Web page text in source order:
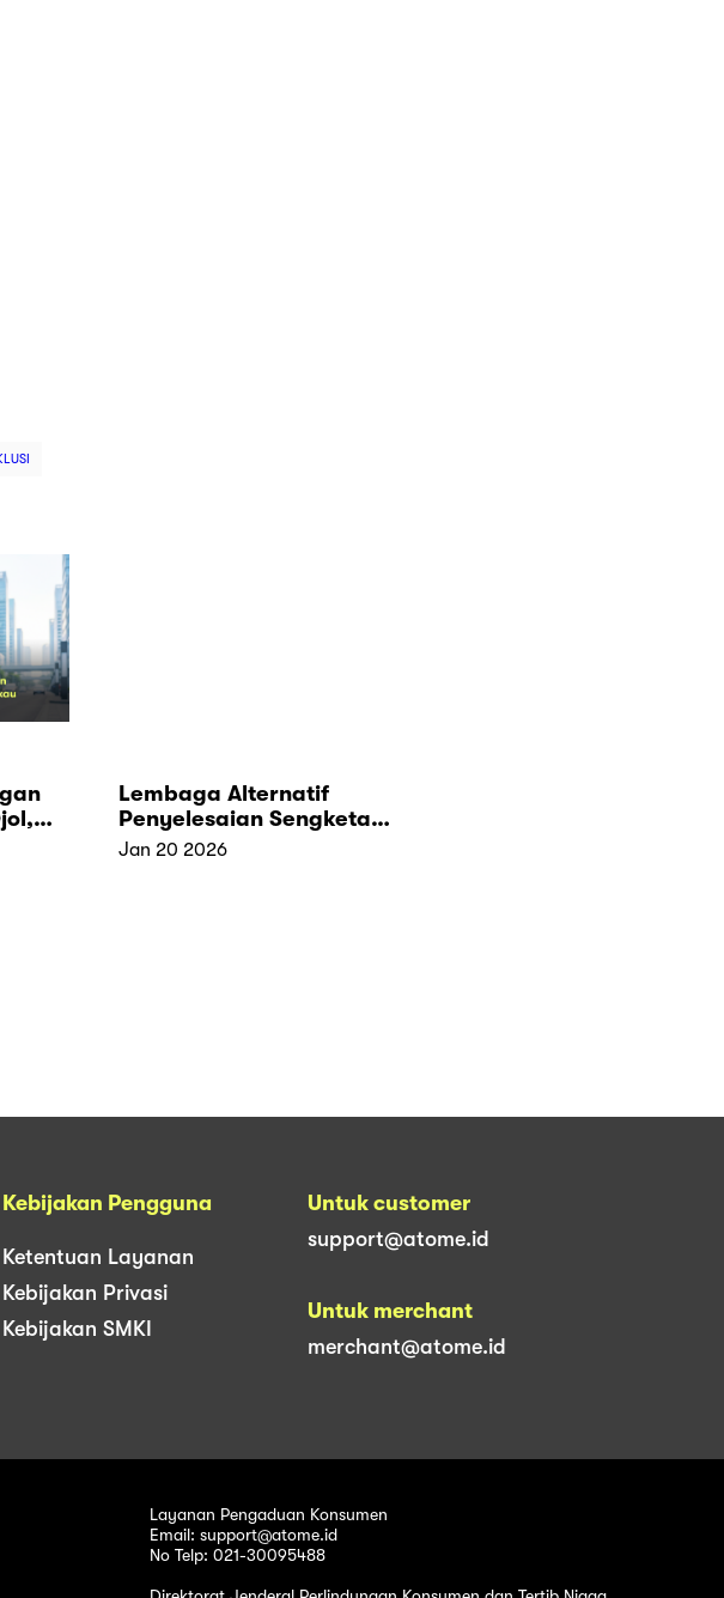
Lembaga Alternatif
Penyelesaian Sengketa
(LAPS)
Jan 20 2026
Kebijakan Pengguna
Ketentuan Layanan
Kebijakan Privasi
Kebijakan SMKI
Untuk customer
support@atome.id
Untuk merchant
merchant@atome.id
Layanan Pengaduan Konsumen
Email: support@atome.id
No Telp: 021-30095488